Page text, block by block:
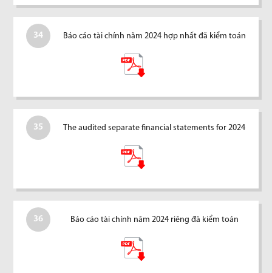
34 Báo cáo tài chính năm 2024 hợp nhất đã kiểm toán
35 The audited separate financial statements for 2024
36 Báo cáo tài chính năm 2024 riêng đã kiểm toán